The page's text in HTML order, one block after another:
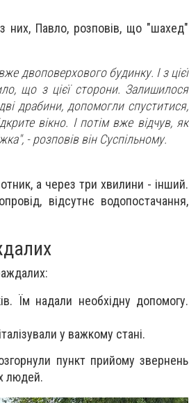
них, Павло, розповів, що "шахед"
двоповерхового будинку. І з цієї
що з цієї сторони. Залишилося
драбини, допомогли спуститися,
вікно. І потім вже відчув, як
-розповів він Суспільному.
а через три хвилини - інший.
відсутнє водопостачання,
Їм надали необхідну допомогу.
у важкому стані.
пункт прийому звернень
людей.